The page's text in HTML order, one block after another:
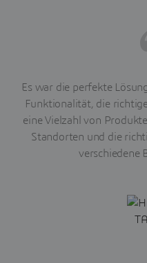
Es war die perfekte
Funktionalität, die
eine Vielzahl von
Standorten und die
verschiedene